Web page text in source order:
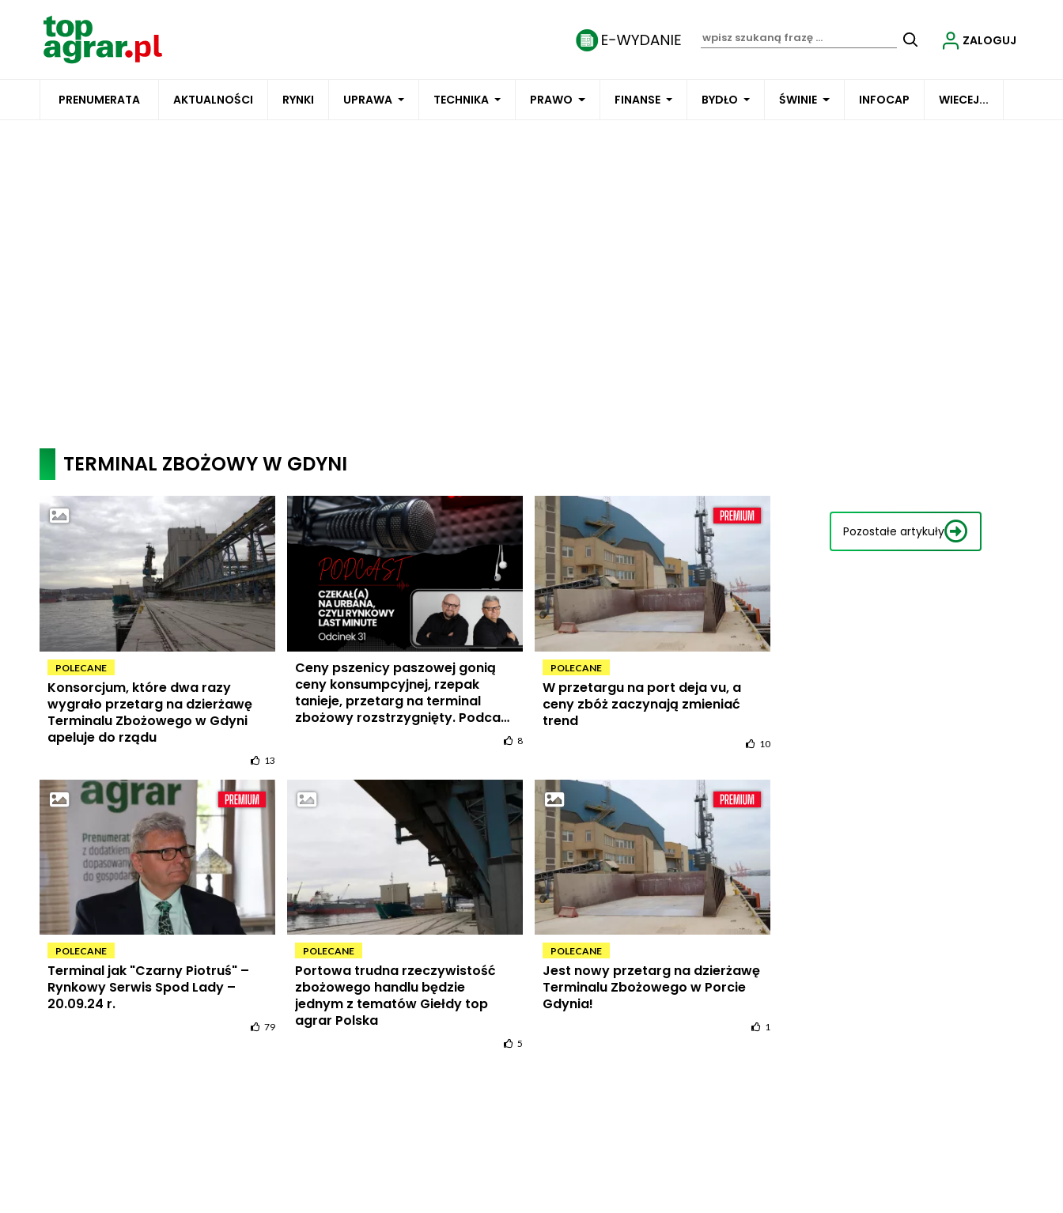
PRENUMERATA AKTUALNOŚCI RYNKI UPRAWA TECHNIKA PRAWO FINANSE BYDŁO ŚWINIE INFOCAP WIECEJ...
ZALOGUJ
TERMINAL ZBOŻOWY W GDYNI
POLECANE
Konsorcjum, które dwa razy
wygrało przetarg na dzierżawę
Terminalu Zbożowego w Gdyni
apeluje do rządu
13
Ceny pszenicy paszowej gonią
ceny konsumpcyjnej, rzepak
tanieje, przetarg na terminal
zbożowy rozstrzygnięty. Podcast
8
POLECANE
W przetargu na port deja vu, a
ceny zbóż zaczynają zmieniać
trend
10
POLECANE
Terminal jak "Czarny Piotruś" –
Rynkowy Serwis Spod Lady –
20.09.24 r.
79
POLECANE
Portowa trudna rzeczywistość
zbożowego handlu będzie
jednym z tematów Giełdy top
agrar Polska
5
POLECANE
Jest nowy przetarg na dzierżawę
Terminalu Zbożowego w Porcie
Gdynia!
1
Pozostałe artykuły